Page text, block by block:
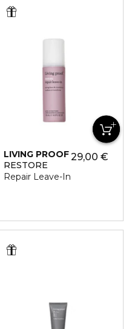
LIVING PROOF
RESTORE
Repair Leave-In
29,00 €